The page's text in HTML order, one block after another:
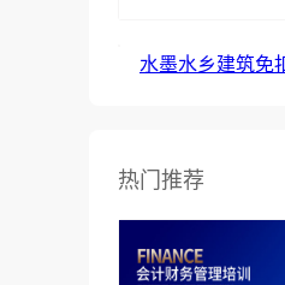
水墨水乡建筑免
热门推荐